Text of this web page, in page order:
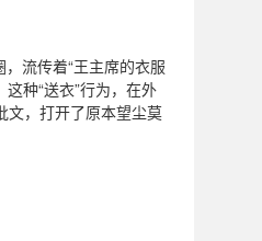
流传着“王主席的衣服
种“送衣”行为，在外
文，打开了原本望尘莫